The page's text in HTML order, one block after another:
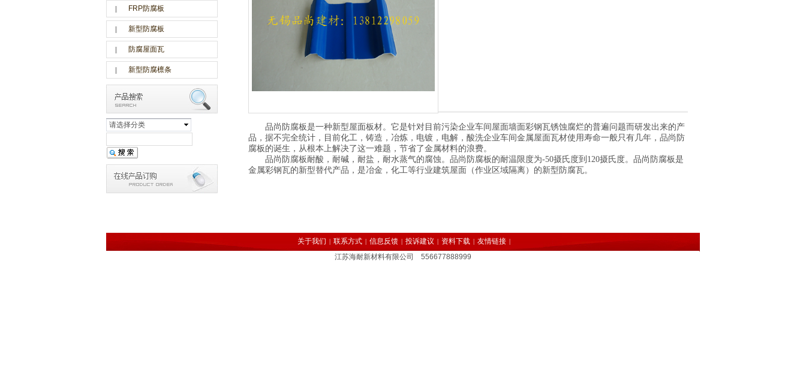
FRP防腐板
新型防腐板
防腐屋面瓦
新型防腐檩条
请选择分类
品尚防腐板是一种新型屋面板材。它是针对目前污染企业车间屋面墙面彩钢瓦锈蚀腐烂的普遍问题而研发出来的产
品，据不完全统计，目前化工，铸造，冶炼，电镀，电解，酸洗企业车间金属屋面瓦材使用寿命一般只有几年，品尚防
腐板的诞生，从根本上解决了这一难题，节省了金属材料的浪费。
品尚防腐板耐酸，耐碱，耐盐，耐水蒸气的腐蚀。品尚防腐板的耐温限度为-50摄氏度到120摄氏度。品尚防腐板是
金属彩钢瓦的新型替代产品，是冶金，化工等行业建筑屋面（作业区域隔离）的新型防腐瓦。
关于我们 | 联系方式 | 信息反馈 | 投诉建议 | 资料下载 | 友情链接 |
江苏海耐新材料有限公司 556677888999